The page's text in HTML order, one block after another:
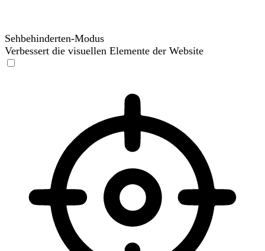
Sehbehinderten-Modus
Verbessert die visuellen Elemente der Website